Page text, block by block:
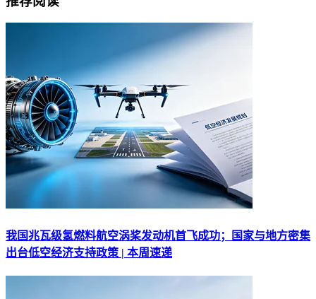
我国兆瓦级氢燃料航空涡桨发动机首飞成功；国家与地方密集
出台低空经济支持政策 | 本周速递